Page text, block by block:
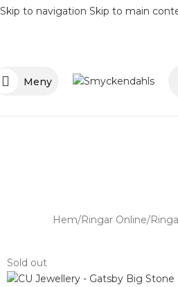
Skip to navigation Skip to main
Meny
Hem/Ringar Online/
Sold out